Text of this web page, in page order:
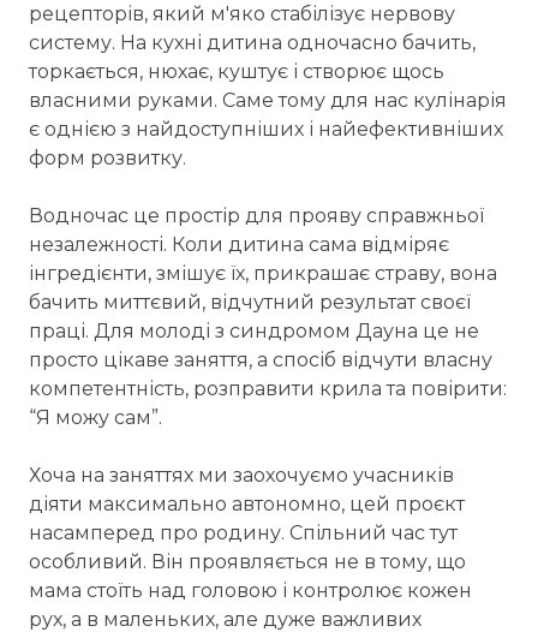
рецепторів, який м'яко стабілізує нервову
систему. На кухні дитина одночасно бачить,
торкається, нюхає, куштує і створює щось
власними руками. Саме тому для нас кулінарія
є однією з найдоступніших і найефективніших
форм розвитку.
Водночас це простір для прояву справжньої
незалежності. Коли дитина сама відміряє
інгредієнти, змішує їх, прикрашає страву, вона
бачить миттєвий, відчутний результат своєї
праці. Для молоді з синдромом Дауна це не
просто цікаве заняття, а спосіб відчути власну
компетентність, розправити крила та повірити:
“Я можу сам”.
Хоча на заняттях ми заохочуємо учасників
діяти максимально автономно, цей проєкт
насамперед про родину. Спільний час тут
особливий. Він проявляється не в тому, що
мама стоїть над головою і контролює кожен
рух, а в маленьких, але дуже важливих